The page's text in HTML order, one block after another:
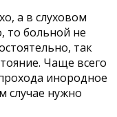
а в слуховом
то больной не
так
Чаще всего
инородное
случае нужно